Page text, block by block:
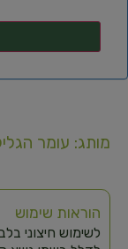
מותג: עומר
הוראות שימוש
לשימוש חיצוני